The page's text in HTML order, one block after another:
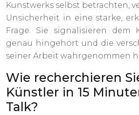
Kunstwerks selbst betrachten,
Unsicherheit in eine starke,
Frage. Sie signalisieren dem
genau hingehört und die
seiner Arbeit wahrgenommen
Wie recherchieren
Künstler in 15
Talk?